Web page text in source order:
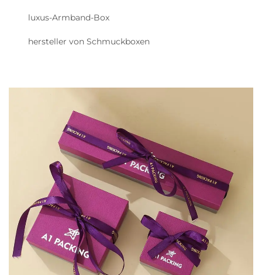
luxus-Armband-Box
hersteller von Schmuckboxen